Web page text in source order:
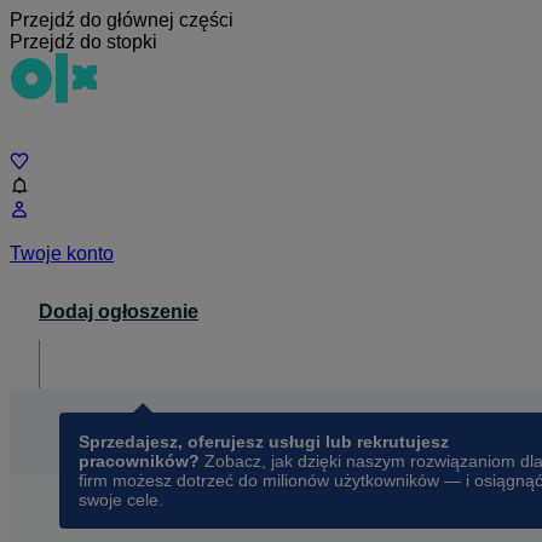
Przejdź do głównej części
Przejdź do stopki
Twoje konto
Dodaj ogłoszenie
Sprzedajesz, oferujesz usługi lub rekrutujesz
pracowników? Zobacz, jak dzięki naszym rozwiązaniom dla
firm możesz dotrzeć do milionów użytkowników — i osiągnąć
swoje cele.